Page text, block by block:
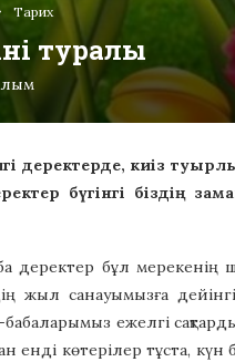
Тарих
туралы
деректерде, киіз
бүгінгі біздің
бұл мерекенің
санауымызға
ежелгі
енді көтерілер тұста,